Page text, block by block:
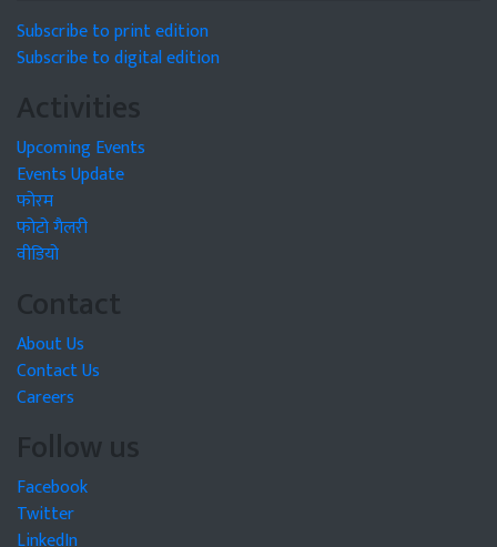
Subscribe to print edition
Subscribe to digital edition
Activities
Upcoming Events
Events Update
फोरम
फोटो गैलरी
वीडियो
Contact
About Us
Contact Us
Careers
Follow us
Facebook
Twitter
LinkedIn